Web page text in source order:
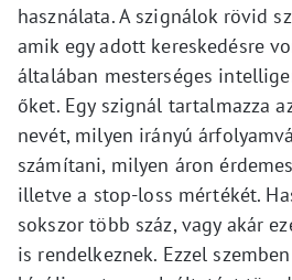
használata. A szignálok rövid
amik egy adott kereskedésre
általában mesterséges
őket. Egy szignál tartalmazza
nevét, milyen irányú
számítani, milyen áron
illetve a stop-loss mértékét.
sokszor több száz, vagy akár
is rendelkeznek. Ezzel